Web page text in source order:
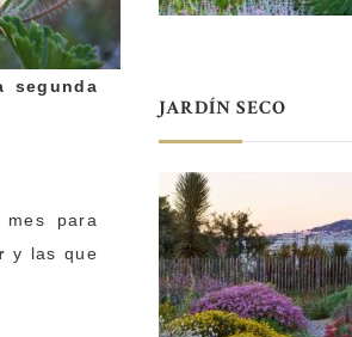
segunda
para
y las que
JARDÍN SECO